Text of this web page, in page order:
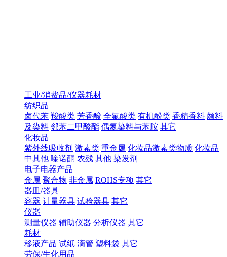
工业/消费品/仪器耗材
纺织品
卤代苯 羧酸类 芳香酸 全氟酸类 有机酚类 香精香料 颜料
及染料 邻苯二甲酸酯 偶氮染料与苯胺 其它
化妆品
紫外线吸收剂 激素类 重金属 化妆品激素类物质 化妆品
中其他 喹诺酮 农残 其他 染发剂
电子电器产品
金属 聚合物 非金属 ROHS专项 其它
器皿/器具
容器 计量器具 试验器具 其它
仪器
测量仪器 辅助仪器 分析仪器 其它
耗材
移液产品 试纸 滴管 塑料袋 其它
劳保/生化用品